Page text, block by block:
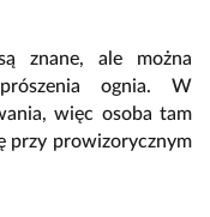
znane, ale można
ognia. W
więc osoba tam
przy prowizorycznym